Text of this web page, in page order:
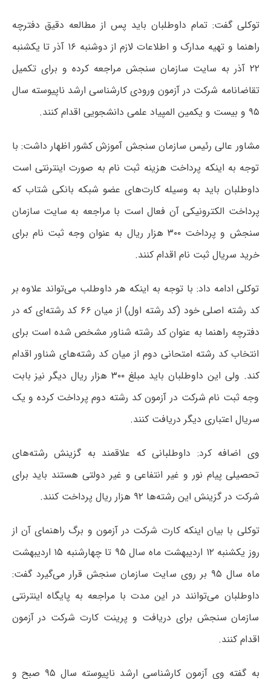
توکلی گفت: تمام داوطلبان باید پس از مطالعه دقیق دفترچه
راهنما و تهیه مدارک و اطلاعات لازم از دوشنبه ۱۶ آذر تا یکشنبه
۲۲ آذر به سایت سازمان سنجش مراجعه کرده و برای تکمیل
تقاضانامه شرکت در آزمون ورودی کارشناسی ارشد ناپیوسته سال
۹۵ و بیست و یکمین المپیاد علمی دانشجویی اقدام کنند.
مشاور عالی رئیس سازمان سنجش آموزش کشور اظهار داشت: با
توجه به اینکه پرداخت هزینه ثبت نام به صورت اینترنتی است
داوطلبان باید به وسیله کارت‌های عضو شبکه بانکی شتاب که
پرداخت الکترونیکی آن فعال است با مراجعه به سایت سازمان
سنجش و پرداخت ۳۰۰ هزار ریال به عنوان وجه ثبت نام برای
خرید سریال ثبت نام اقدام کنند.
توکلی ادامه داد: با توجه به اینکه هر داوطلب می‌تواند علاوه بر
کد رشته اصلی خود (کد رشته اول) از میان ۶۶ کد رشته‌ای که در
دفترچه راهنما به عنوان کد رشته شناور مشخص شده است برای
انتخاب کد رشته امتحانی دوم از میان کد رشته‌های شناور اقدام
کند. ولی این داوطلبان باید مبلغ ۳۰۰ هزار ریال دیگر نیز بابت
وجه ثبت نام شرکت در آزمون کد رشته دوم پرداخت کرده و یک
سریال اعتباری دیگر دریافت کنند.
وی اضافه کرد: داوطلبانی که علاقمند به گزینش رشته‌های
تحصیلی پیام نور و غیر انتفاعی و غیر دولتی هستند باید برای
شرکت در گزینش این رشته‌ها ۹۲ هزار ریال پرداخت کنند.
توکلی با بیان اینکه کارت شرکت در آزمون و برگ راهنمای آن از
روز یکشنبه ۱۲ اردیبهشت ماه سال ۹۵ تا چهارشنبه ۱۵ اردیبهشت
ماه سال ۹۵ بر روی سایت سازمان سنجش قرار می‌گیرد گفت:
داوطلبان می‌توانند در این مدت با مراجعه به پایگاه اینترنتی
سازمان سنجش برای دریافت و پرینت کارت شرکت در آزمون
اقدام کنند.
به گفته وی آزمون کارشناسی ارشد ناپیوسته سال ۹۵ صبح و